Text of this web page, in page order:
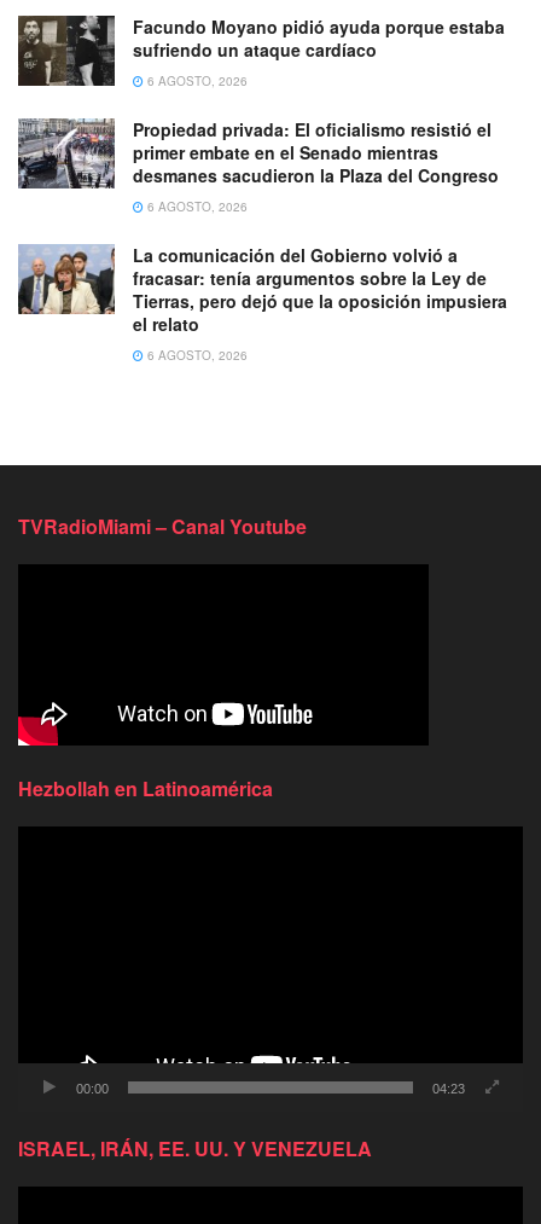
Facundo Moyano pidió ayuda porque estaba
sufriendo un ataque cardíaco
6 AGOSTO, 2026
Propiedad privada: El oficialismo resistió el
primer embate en el Senado mientras
desmanes sacudieron la Plaza del Congreso
6 AGOSTO, 2026
La comunicación del Gobierno volvió a
fracasar: tenía argumentos sobre la Ley de
Tierras, pero dejó que la oposición impusiera
el relato
6 AGOSTO, 2026
TVRadioMiami – Canal Youtube
Hezbollah en Latinoamérica
00:00 04:23
ISRAEL, IRÁN, EE. UU. Y VENEZUELA